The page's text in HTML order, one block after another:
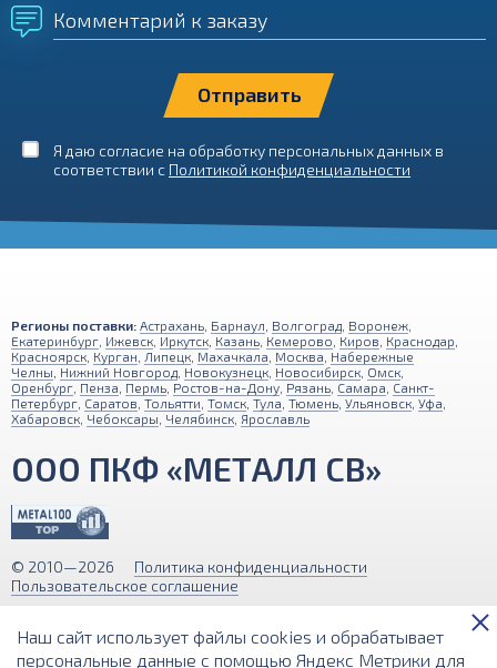
Комментарий к заказу
Я даю согласие на обработку персональных данных в
соответствии с Политикой конфиденциальности
Регионы поставки: Астрахань Барнаул Волгоград Воронеж
Екатеринбург Ижевск Иркутск Казань Кемерово Киров Краснодар
Красноярск Курган Липецк Махачкала Москва Набережные
Челны Нижний Новгород Новокузнецк Новосибирск Омск
Оренбург Пенза Пермь Ростов-на-Дону Рязань Самара Санкт-
Петербург Саратов Тольятти Томск Тула Тюмень Ульяновск Уфа
Хабаровск Чебоксары Челябинск Ярославль
ООО ПКФ «МЕТАЛЛ СВ»
© 2010—2026
Политика конфиденциальности
Пользовательское соглашение
на этом интернет-сайте носит исключительно информационный
характер и ни при каких условиях не является публичной офертой,
Наш сайт использует файлы cookies и обрабатывает
персональные данные с помощью Яндекс Метрики для